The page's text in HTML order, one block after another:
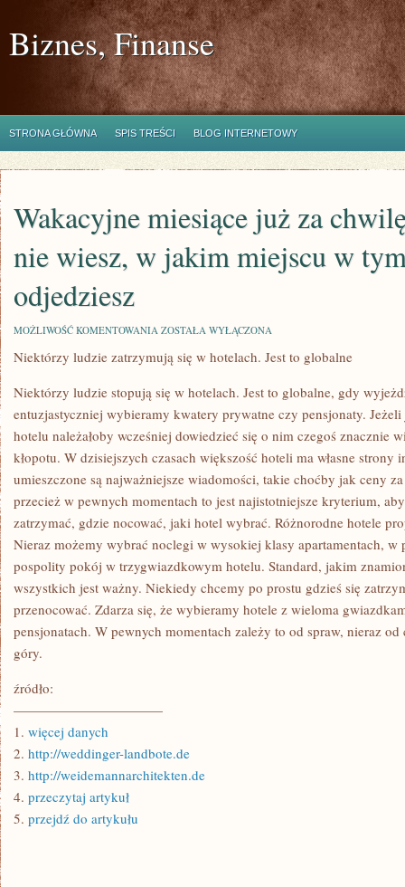
Biznes, Finanse
STRONA GŁÓWNA SPIS TREŚCI BLOG INTERNETOWY
Wakacyjne miesiące już za
nie wiesz, w jakim miejscu w
odjedziesz
MOŻLIWOŚĆ KOMENTOWANIA WAKACYJNE
JUŻ
ZA
A
TY
JESZCZE
NIE
WIESZ,
W
JAKIM
MIEJSCU
W
TYM
ROKU
ODJEDZIESZ
ZOSTAŁA WYŁĄCZONA
Niektórzy ludzie zatrzymują się w hotelach. Jest to globalne
Niektórzy ludzie stopują się w hotelach. Jest to globalne, gdy
entuzjastyczniej wybieramy kwatery prywatne czy pensjonaty.
hotelu należałoby wcześniej dowiedzieć się o nim czegoś znacznie
kłopotu. W dzisiejszych czasach większość hoteli ma własne strony
umieszczone są najważniejsze wiadomości, takie choćby jak ceny
przecież w pewnych momentach to jest najistotniejsze kryterium,
zatrzymać, gdzie nocować, jaki hotel wybrać. Różnorodne hotele
Nieraz możemy wybrać noclegi w wysokiej klasy apartamentach, w
pospolity pokój w trzygwiazdkowym hotelu. Standard, jakim
wszystkich jest ważny. Niekiedy chcemy po prostu gdzieś się
przenocować. Zdarza się, że wybieramy hotele z wieloma
pensjonatach. W pewnych momentach zależy to od spraw, nieraz
góry.
źródło:
———————————
1. więcej danych
2. http://weddinger-landbote.de
3. http://weidemannarchitekten.de
4. przeczytaj artykuł
5. przejdź do artykułu